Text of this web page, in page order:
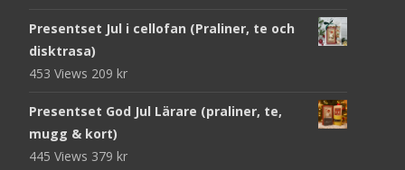
Presentset Jul i cellofan (Praliner, te och
disktrasa)
453 Views 209 kr
Presentset God Jul Lärare (praliner, te,
mugg & kort)
445 Views 379 kr